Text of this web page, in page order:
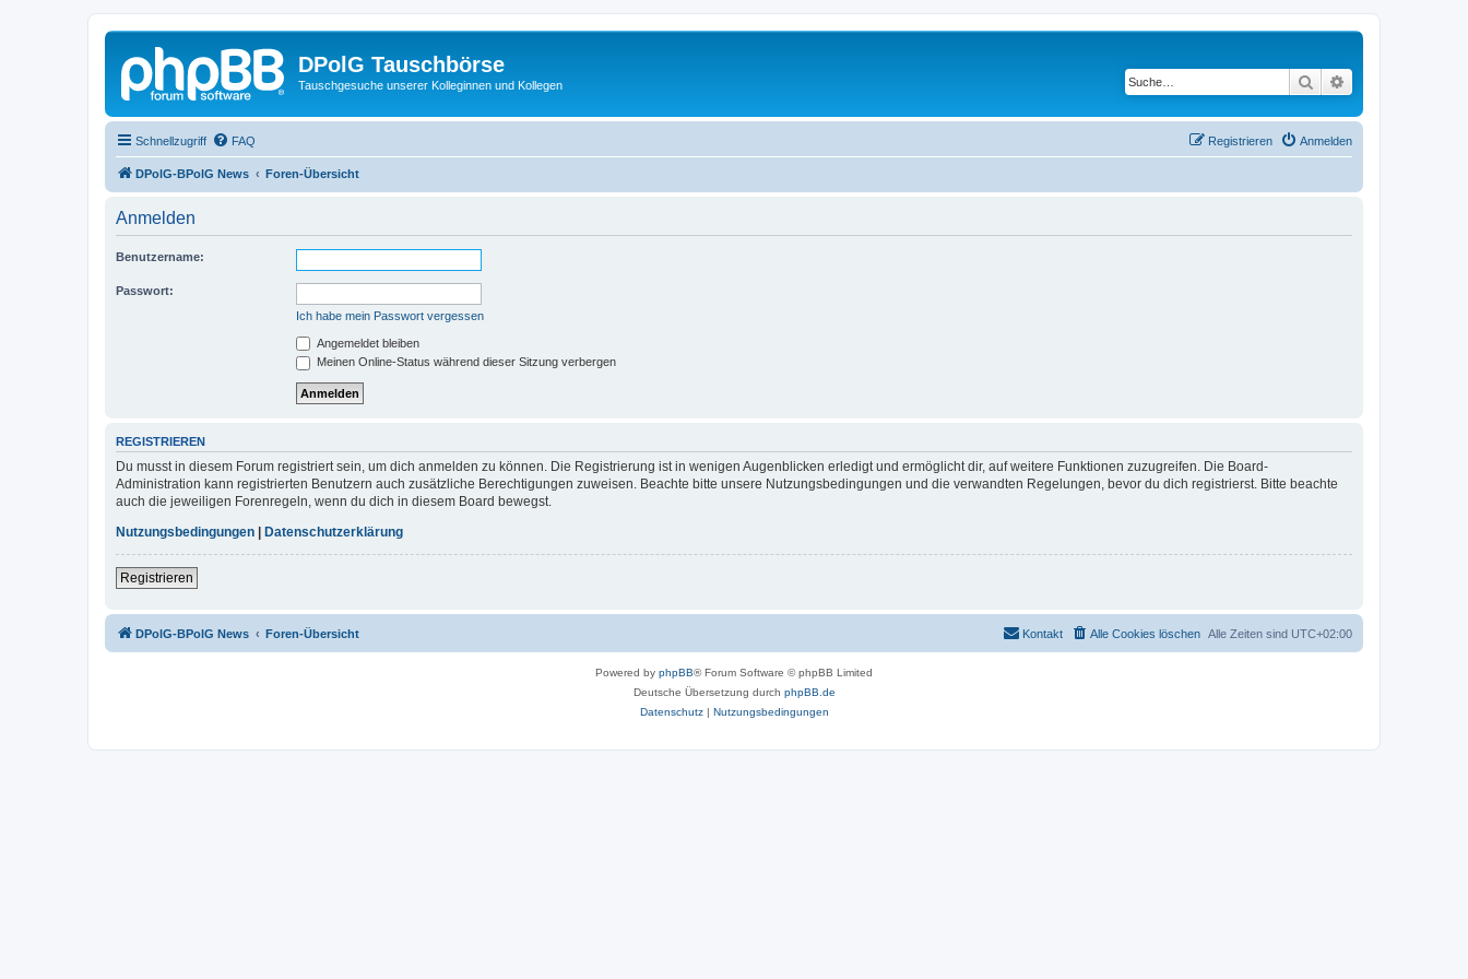
DPolG Tauschbörse
Tauschgesuche unserer Kolleginnen und Kollegen Suche
Schnellzugriff FAQ Anmelden
Registrieren
DPolG-BPolG News Foren-Übersicht
Anmelden
Benutzername:
Passwort:
Ich habe mein Passwort vergessen
Angemeldet bleiben
Meinen Online-Status während dieser Sitzung verbergen
REGISTRIEREN
Du musst in diesem Forum registriert sein, um dich anmelden zu können. Die Registrierung ist in wenigen Augenblicken erledigt und ermöglicht dir, auf weitere Funktionen zuzugreifen. Die Board-
Administration kann registrierten Benutzern auch zusätzliche Berechtigungen zuweisen. Beachte bitte unsere Nutzungsbedingungen und die verwandten Regelungen, bevor du dich registrierst. Bitte beachte
auch die jeweiligen Forenregeln, wenn du dich in diesem Board bewegst.
Nutzungsbedingungen
Datenschutzerklärung
Registrieren
DPolG-BPolG News Foren-Übersicht Alle Zeiten sind UTC+02:00
Alle Cookies löschen
Kontakt
Powered by phpBB® Forum Software © phpBB Limited
Deutsche Übersetzung durch phpBB.de
Datenschutz| Nutzungsbedingungen